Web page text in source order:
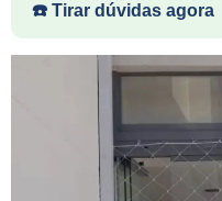
☎️ Tirar dúvidas agora